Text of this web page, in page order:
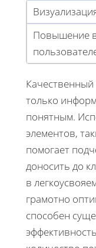
Повышение
только
понятным.
элементов,
помогает
доносить до
в
грамотно
способен